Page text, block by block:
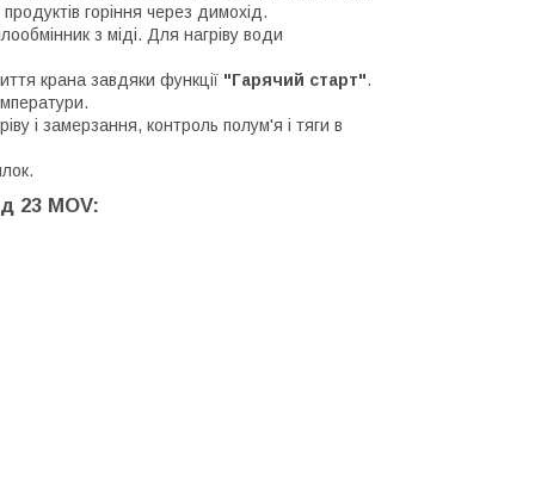
горіння через димохід.
з міді. Для нагріву води
крана завдяки функції "Гарячий старт".
і замерзання, контроль полум'я і тяги в
23 MOV: